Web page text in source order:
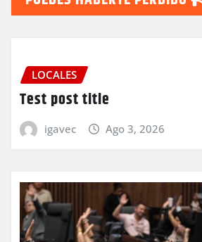
LOCALES
Test post title
igavec Ago 3, 2026